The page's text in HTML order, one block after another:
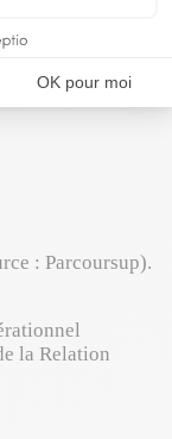
: Parcoursup).
la Relation